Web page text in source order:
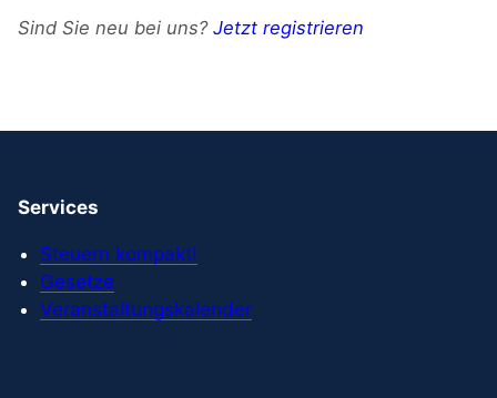
Sind Sie neu bei uns? Jetzt registrieren
Services
Steuern kompakt!
Gesetze
Veranstaltungskalender